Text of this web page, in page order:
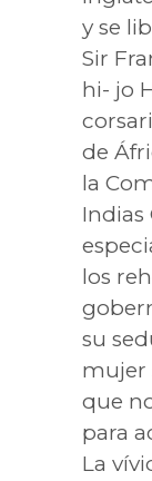
y se
Sir
hi- jo
de
la
Indias
los
su
mujer
que
para
La